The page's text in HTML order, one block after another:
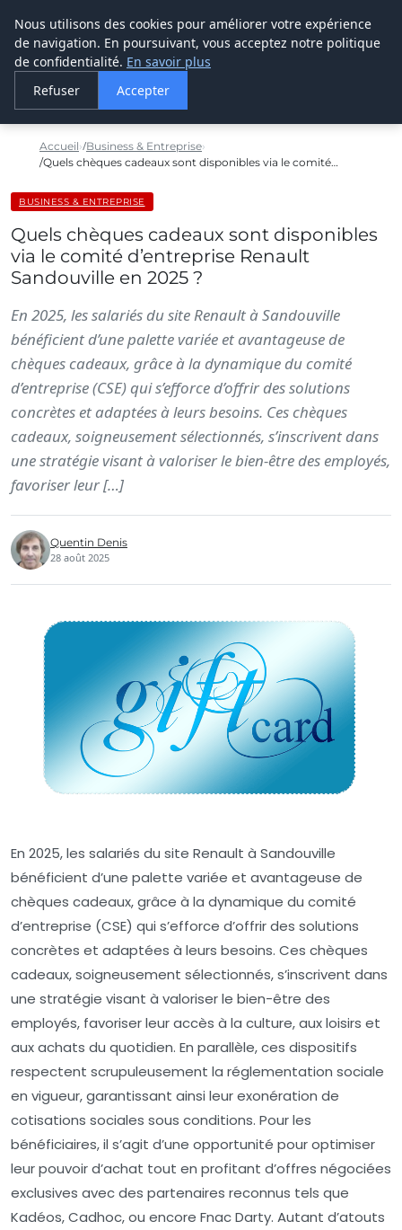
LE WEBMARKETING
Accueil Business & Entreprise
Quels chèques cadeaux sont disponibles via le comité…
BUSINESS & ENTREPRISE
Quels chèques cadeaux sont disponibles
via le comité d’entreprise Renault
Sandouville en 2025 ?
En 2025, les salariés du site Renault à Sandouville
bénéficient d’une palette variée et avantageuse de
chèques cadeaux, grâce à la dynamique du comité
d’entreprise (CSE) qui s’efforce d’offrir des solutions
concrètes et adaptées à leurs besoins. Ces chèques
cadeaux, soigneusement sélectionnés, s’inscrivent dans
une stratégie visant à valoriser le bien-être des employés,
favoriser leur […]
Quentin Denis
28 août 2025
En 2025, les salariés du site Renault à Sandouville
bénéficient d’une palette variée et avantageuse de
chèques cadeaux, grâce à la dynamique du comité
d’entreprise (CSE) qui s’efforce d’offrir des solutions
concrètes et adaptées à leurs besoins. Ces chèques
cadeaux, soigneusement sélectionnés, s’inscrivent dans
une stratégie visant à valoriser le bien-être des
employés, favoriser leur accès à la culture, aux loisirs et
aux achats du quotidien. En parallèle, ces dispositifs
respectent scrupuleusement la réglementation sociale
en vigueur, garantissant ainsi leur exonération de
cotisations sociales sous conditions. Pour les
bénéficiaires, il s’agit d’une opportunité pour optimiser
leur pouvoir d’achat tout en profitant d’offres négociées
exclusives avec des partenaires reconnus tels que
Kadéos, Cadhoc, ou encore Fnac Darty. Autant d’atouts
Nous utilisons des cookies pour améliorer votre expérience
de navigation. En poursuivant, vous acceptez notre politique
de confidentialité. En savoir plus
Refuser
Accepter